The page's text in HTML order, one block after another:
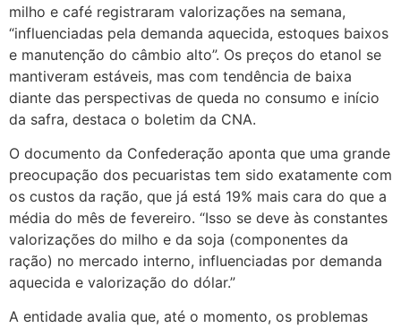
milho e café registraram valorizações na semana,
“influenciadas pela demanda aquecida, estoques baixos
e manutenção do câmbio alto”. Os preços do etanol se
mantiveram estáveis, mas com tendência de baixa
diante das perspectivas de queda no consumo e início
da safra, destaca o boletim da CNA.
O documento da Confederação aponta que uma grande
preocupação dos pecuaristas tem sido exatamente com
os custos da ração, que já está 19% mais cara do que a
média do mês de fevereiro. “Isso se deve às constantes
valorizações do milho e da soja (componentes da
ração) no mercado interno, influenciadas por demanda
aquecida e valorização do dólar.”
A entidade avalia que, até o momento, os problemas